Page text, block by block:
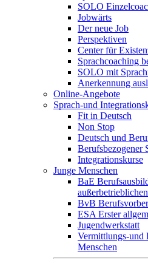
SOLO
Jobwärts
Der neue Job
Perspektiven
Center für
Sprachcoaching
SOLO mit
Anerkennung
Online-Angebote
Sprach-und
Fit in Deutsch
Non Stop
Deutsch und
Berufsbezogener
Integrationskurse
Junge Menschen
BaE
BvB
ESA Erster
Jugendwerkstatt
Vermittlungs-und
Menschen